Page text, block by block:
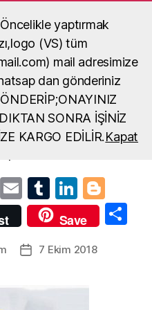
yaptırmak
(VS) tüm
mail adresimize
dan gönderiniz
SONRA İŞİNİZ
KARGO EDİLİR.Kapat
yaptırma, okul
örneği
Pi E
m
ail
T
u
m
bl
Li
n
k
e
o
g
Save
Yazı7 Ekim 2018